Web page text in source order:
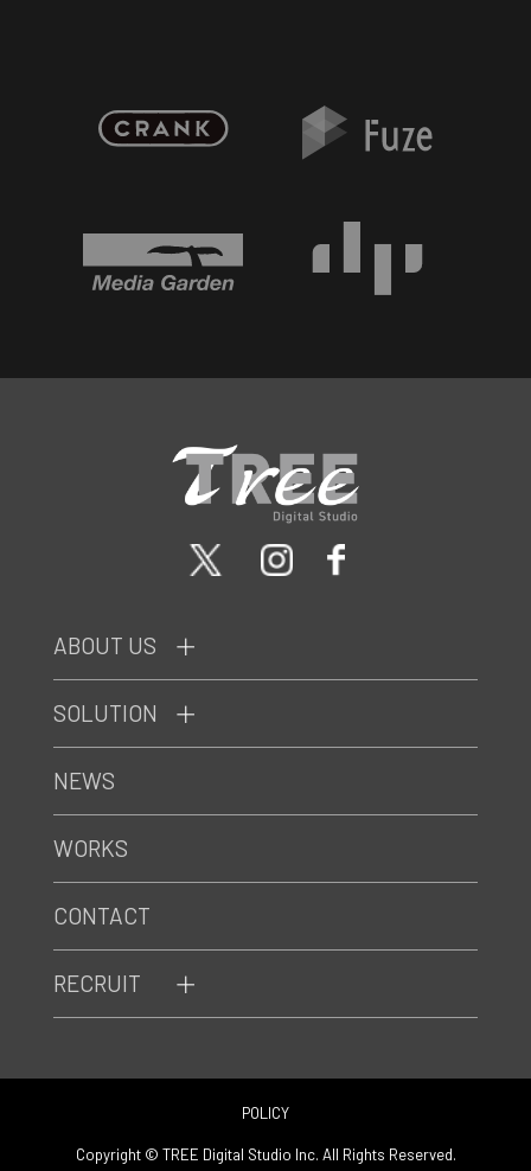
ABOUT US
SOLUTION
RECRUIT
NEWS
WORKS
CONTACT
POLICY
Copyright © TREE Digital Studio Inc. All Rights Reserved.